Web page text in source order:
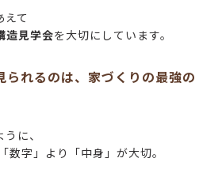
えて
造見学会を大切にしています。
られるのは、家づくりの最強の
に、
数字」より「中身」が大切。